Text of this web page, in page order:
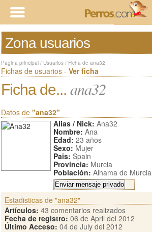
Zona usuarios
Página principal / Usuarios / Ficha de ana32
Fichas de usuarios - Ver ficha
Ficha de... ana32
Datos de "ana32"
Alias / Nick: Ana32
Nombre: Ana
Edad: 23 años
Sexo: Mujer
Pais: Spain
Provincia: Murcia
Población: Alhama de Murcia
Estadisticas de "ana32"
Artículos: 43 comentarios realizados
Fecha de registro: 06 de April del 2012
Último Acceso: 04 de July del 2012